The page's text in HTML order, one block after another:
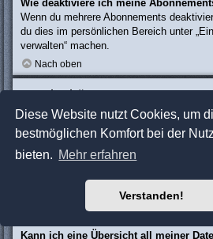
Diese Website nutzt Cookies, um
bestmöglichen Komfort bei der
bieten. Mehr erfahren
Verstanden!
Wie deaktiviere ich meine
Wenn du mehrere Abonnements
du dies im persönlichen Bereich unter
verwalten“ machen.
Nach oben
Dateianhänge
Welche Dateianhänge sind in diesem
Die Board-Administration kann
verbieten. Falls du dir nicht sicher bist,
anhängen kannst und du Unterstützung
an die Board-Administration.
Kann ich eine Übersicht all meiner